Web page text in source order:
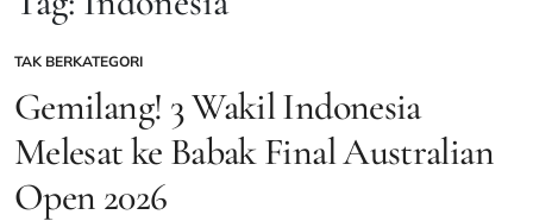
POSTED
IN
TAK BERKATEGORI
Gemilang! 3 Wakil Indonesia
Melesat ke Babak Final Australian
Open 2026